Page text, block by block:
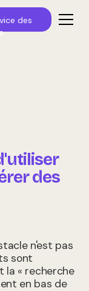
des
des
n'est pas
sont
la « recherche
en bas de